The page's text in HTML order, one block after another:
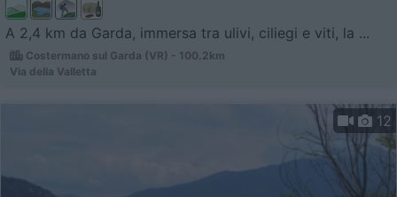
A 2,4 km da Garda, immersa tra ulivi, ciliegi e viti, la ...
Costermano sul Garda (VR) - 100.2km
Via della Valletta
12